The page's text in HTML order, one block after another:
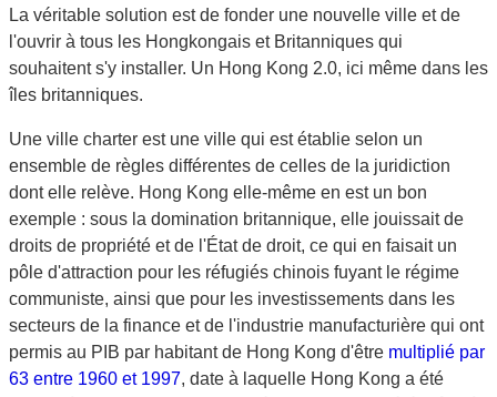
La véritable solution est de fonder une nouvelle ville et de
l'ouvrir à tous les Hongkongais et Britanniques qui
souhaitent s'y installer. Un Hong Kong 2.0, ici même dans les
îles britanniques.
Une ville charter est une ville qui est établie selon un
ensemble de règles différentes de celles de la juridiction
dont elle relève. Hong Kong elle-même en est un bon
exemple : sous la domination britannique, elle jouissait de
droits de propriété et de l'État de droit, ce qui en faisait un
pôle d'attraction pour les réfugiés chinois fuyant le régime
communiste, ainsi que pour les investissements dans les
secteurs de la finance et de l'industrie manufacturière qui ont
permis au PIB par habitant de Hong Kong d'être multiplié par
63 entre 1960 et 1997, date à laquelle Hong Kong a été